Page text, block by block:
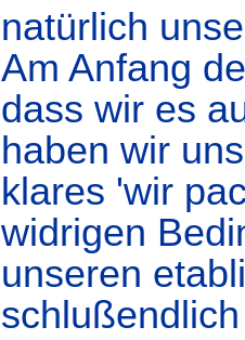
natürlich
Am Anfang
dass wir es
haben wir
klares 'wir
widrigen
unseren